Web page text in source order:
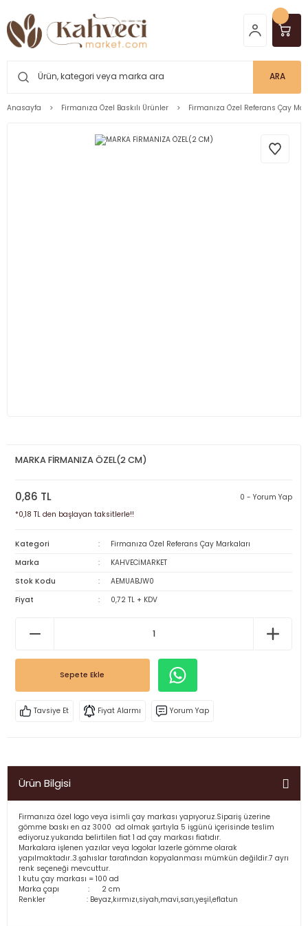
ARA
Anasayfa Firmanıza Özel Baskılı Ürünler Firmanıza Özel Referans Çay
MARKA FİRMANIZA ÖZEL(2 CM)
0,86 TL
0 - Yorum Yap
*0,18 TL den başlayan taksitlerle!!
Kategori
Firmanıza Özel Referans Çay Markaları
Marka
KAHVECİMARKET
Stok Kodu
AEMUABJW0
Fiyat
0,72 TL + KDV
Sepete Ekle
Tavsiye Et Fiyat Alarmı Yorum Yap
Ürün Bilgisi
Firmanıza özel logo veya isimli çay markası yapıyoruz.Sipariş üzerine
gömme baskı en az 3000 ad olmak şartıyla 5 işgünü içerisinde teslim
ediyoruz.yukarıda belirtilen fiat 1 ad çay markası fiatıdır.
Markalara işlenen yazılar veya logolar lazerle gömme olarak
yapılmaktadır..3.şahıslar tarafından kopyalanması mümkün değildir.7 ayrı
renk seçeneği mevcuttur.
1 kutu çay markası = 100 ad
Marka çapı : 2 cm
Renkler : Beyaz,kırmızı,siyah,mavi,sarı,yeşil,eflatun